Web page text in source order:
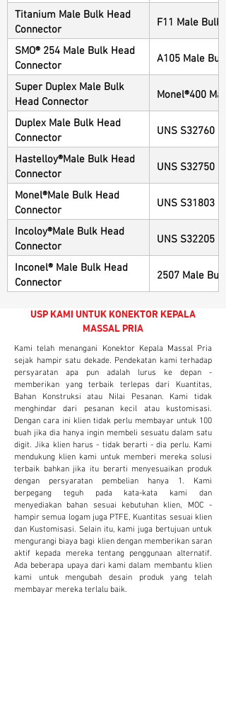
Titanium Male Bulk Head
Connector
F11 Male Bulk
SMO® 254 Male Bulk Head
Connector
A105 Male
Super Duplex Male Bulk
Head Connector
Monel®400
Duplex Male Bulk Head
Connector
UNS S32760
Hastelloy®Male Bulk Head
Connector
UNS S32750
Monel®Male Bulk Head
Connector
UNS S31803
Incoloy®Male Bulk Head
Connector
UNS S32205
Inconel® Male Bulk Head
Connector
2507 Male
USP KAMI UNTUK KONEKTOR KEPALA
MASSAL PRIA
Kami telah menangani Konektor Kepala Massal Pria
sejak hampir satu dekade. Pendekatan kami terhadap
persyaratan apa pun adalah lurus ke depan -
memberikan yang terbaik terlepas dari Kuantitas,
Bahan Konstruksi atau Nilai Pesanan. Kami tidak
menghindar dari pesanan kecil atau kustomisasi.
Dengan cara ini klien tidak perlu membayar untuk 100
buah jika dia hanya ingin membeli sesuatu dalam satu
digit. Jika klien harus - tidak berarti - dia perlu. Kami
mendukung klien kami untuk memberi mereka solusi
terbaik bahkan jika itu berarti menyesuaikan produk
dengan persyaratan pembelian hanya 1. Kami
berpegang teguh pada kata-kata kami dan
menyediakan bahan sesuai kebutuhan klien, MOC -
hampir semua logam juga PTFE, Kuantitas sesuai klien
dan Kustomisasi. Selain itu, kami juga bertujuan untuk
mengurangi biaya bagi klien dengan memberikan saran
aktif kepada mereka tentang penggunaan alternatif.
Ada beberapa upaya dari kami dalam membantu klien
kami untuk mengubah desain produk yang telah
membayar mereka terlalu baik.